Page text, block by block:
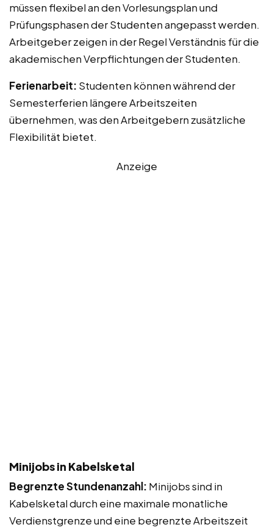
müssen flexibel an den Vorlesungsplan und
Prüfungsphasen der Studenten angepasst werden.
Arbeitgeber zeigen in der Regel Verständnis für die
akademischen Verpflichtungen der Studenten.
Ferienarbeit: Studenten können während der
Semesterferien längere Arbeitszeiten
übernehmen, was den Arbeitgebern zusätzliche
Flexibilität bietet.
Anzeige
Minijobs in Kabelsketal
Begrenzte Stundenanzahl: Minijobs sind in
Kabelsketal durch eine maximale monatliche
Verdienstgrenze und eine begrenzte Arbeitszeit